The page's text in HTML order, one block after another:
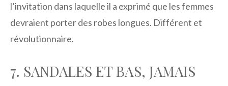
l’invitation dans laquelle il a exprimé que les femmes
devraient porter des robes longues. Différent et
révolutionnaire.
7. SANDALES ET BAS, JAMAIS